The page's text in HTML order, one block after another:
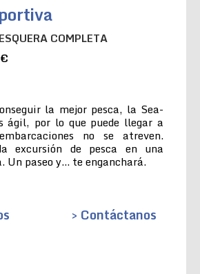
COMPLETA
la mejor pesca, la Sea-
ágil, por lo que puede llegar a
no se atreven.
excursión de pesca en una
Un paseo y… te enganchará.
> Contáctanos